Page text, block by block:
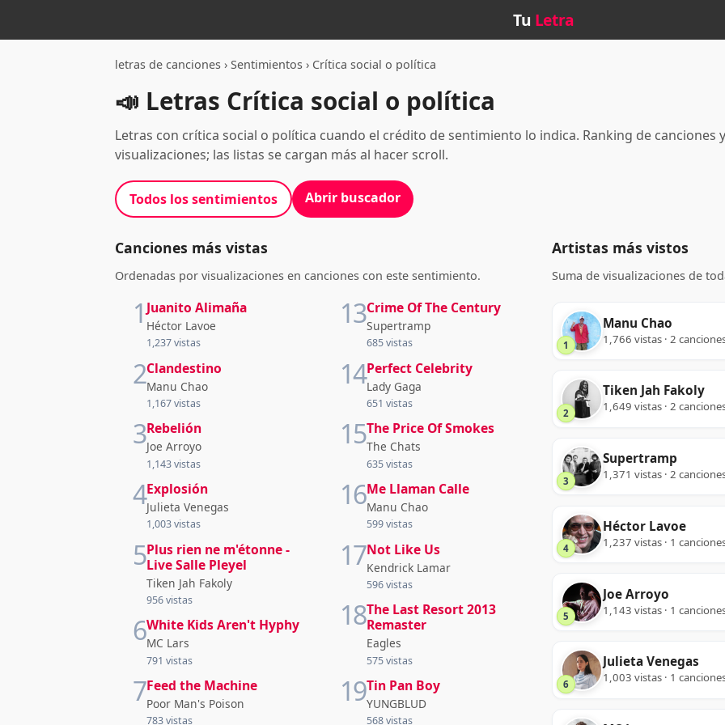
Tu Letra
letras de canciones › Sentimientos › Crítica social o política
📣 Letras Crítica social o política
Letras con crítica social o política cuando el crédito de sentimiento lo indica. Ranking de canciones
visualizaciones; las listas se cargan más al hacer scroll.
Todos los sentimientos Abrir buscador
Canciones más vistas
Ordenadas por visualizaciones en canciones con este sentimiento.
1Juanito Alimaña
Héctor Lavoe
1,237 vistas
2Clandestino
Manu Chao
1,167 vistas
3Rebelión
Joe Arroyo
1,143 vistas
4Explosión
Julieta Venegas
1,003 vistas
5Plus rien ne m'étonne -
Live Salle Pleyel
Tiken Jah Fakoly
956 vistas
6White Kids Aren't Hyphy
MC Lars
791 vistas
7Feed the Machine
Poor Man's Poison
783 vistas
13Crime Of The Century
Supertramp
685 vistas
14Perfect Celebrity
Lady Gaga
651 vistas
15The Price Of Smokes
The Chats
635 vistas
16Me Llaman Calle
Manu Chao
599 vistas
17Not Like Us
Kendrick Lamar
596 vistas
18The Last Resort 2013
Remaster
Eagles
575 vistas
19Tin Pan Boy
YUNGBLUD
568 vistas
Artistas más vistos
Suma de visualizaciones de
1
Manu Chao
1,766 vistas · 2
2
Tiken Jah Fakoly
1,649 vistas · 2
3
Supertramp
1,371 vistas · 2
4
Héctor Lavoe
1,237 vistas · 1
5
Joe Arroyo
1,143 vistas · 1
6
Julieta Venegas
1,003 vistas · 1